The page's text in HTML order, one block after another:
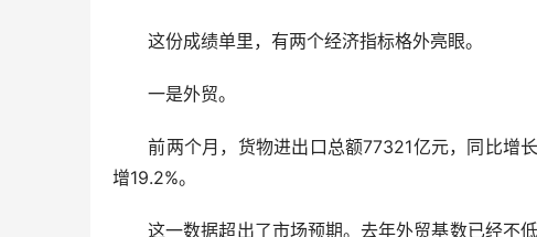
这份成绩单里，有两个经济指标格外亮眼。
一是外贸。
前两个月，货物进出口总额77321亿元，同比增长
增19.2%。
这一数据超出了市场预期。去年外贸基数已经不低